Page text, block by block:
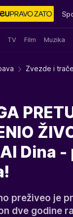
TV Film Muzika
Zvezde i
Dina -
preživeo je
dve godine